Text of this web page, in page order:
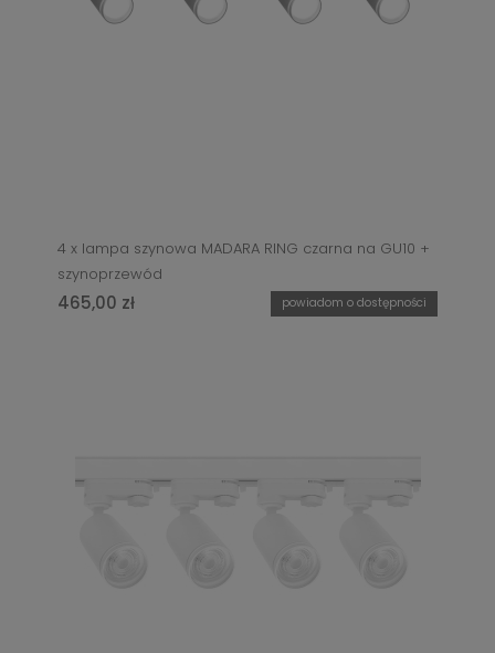
4 x lampa szynowa MADARA RING czarna na GU10 +
szynoprzewód
465,00 zł powiadom o dostępności